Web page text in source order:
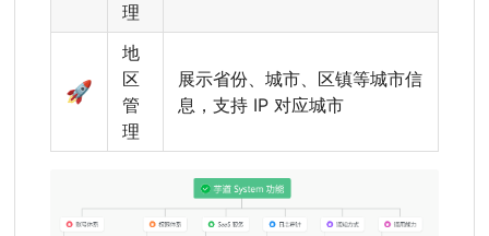
理
🚀
地
区
管
理
展示省份、城市、区镇等城市信
息，支持 IP 对应城市